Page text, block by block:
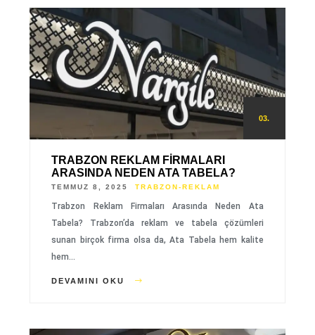
03.
TRABZON REKLAM FIRMALARI
ARASINDA NEDEN ATA TABELA?
TEMMUZ 8, 2025 TRABZON-REKLAM
Trabzon Reklam Firmaları Arasında Neden Ata
Tabela? Trabzon’da reklam ve tabela çözümleri
sunan birçok firma olsa da, Ata Tabela hem kalite
hem…
DEVAMINI OKU